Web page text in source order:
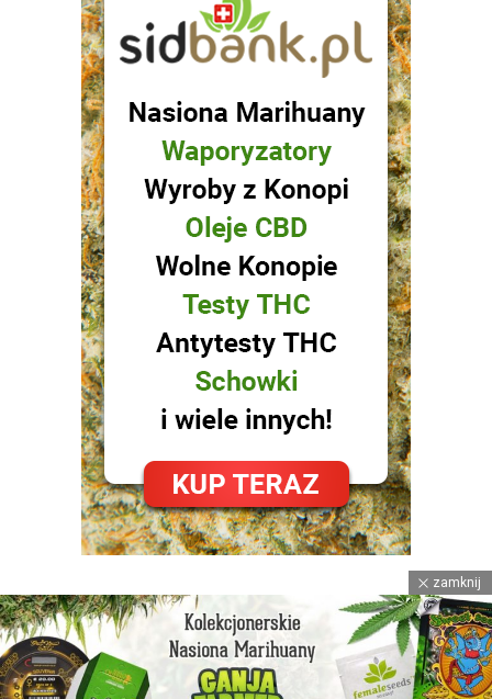
facebook instagram youtube
zamknij